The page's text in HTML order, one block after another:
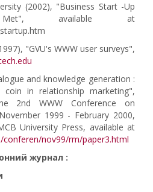
(2002), "Business Start -Up
available at
"GVU's WWW user surveys",
and knowledge generation :
in relationship marketing",
2nd WWW Conference on
1999 - February 2000,
University Press, available at
conferen/nov99/rm/paper3.html
журнал :